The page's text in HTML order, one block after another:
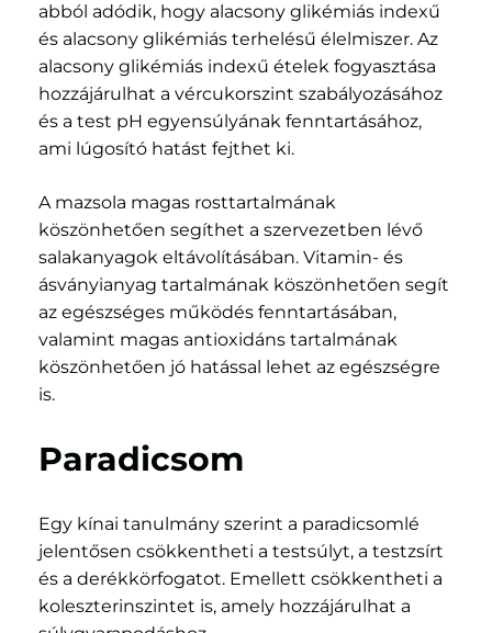
abból adódik, hogy alacsony glikémiás indexű
és alacsony glikémiás terhelésű élelmiszer. Az
alacsony glikémiás indexű ételek fogyasztása
hozzájárulhat a vércukorszint szabályozásához
és a test pH egyensúlyának fenntartásához,
ami lúgosító hatást fejthet ki.
A mazsola magas rosttartalmának
köszönhetően segíthet a szervezetben lévő
salakanyagok eltávolításában. Vitamin- és
ásványianyag tartalmának köszönhetően segít
az egészséges működés fenntartásában,
valamint magas antioxidáns tartalmának
köszönhetően jó hatással lehet az egészségre
is.
Paradicsom
Egy kínai tanulmány szerint a paradicsomlé
jelentősen csökkentheti a testsúlyt, a testzsírt
és a derékkörfogatot. Emellett csökkentheti a
koleszterinszintet is, amely hozzájárulhat a